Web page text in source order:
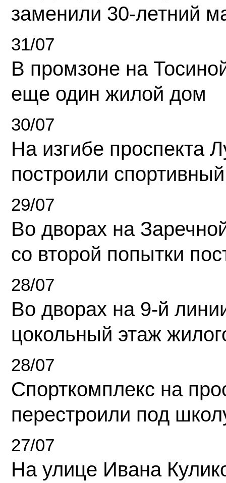
заменили 30-летний
31/07
В промзоне на
еще один жилой дом
30/07
На изгибе проспекта
построили
29/07
Во дворах на
со второй попытки
28/07
Во дворах на 9-й
цокольный этаж
28/07
Спорткомплекс на
перестроили под
27/07
На улице Ивана